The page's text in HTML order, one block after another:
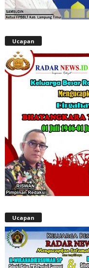
Ucapan
Ucapan